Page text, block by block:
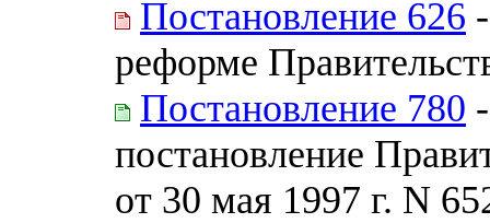
Постановление 626
реформе
Постановление 780
постановление
от 30 мая 1997 г. N